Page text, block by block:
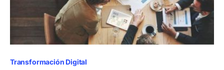
Transformación Digital